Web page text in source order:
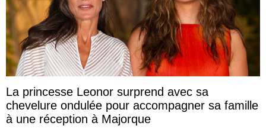
La princesse Leonor surprend avec sa
chevelure ondulée pour accompagner sa famille
à une réception à Majorque